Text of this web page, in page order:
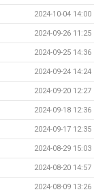
2024-10-04 14:00
2024-09-26 11:25
2024-09-25 14:36
2024-09-24 14:24
2024-09-20 12:27
2024-09-18 12:36
2024-09-17 12:35
2024-08-29 15:03
2024-08-20 14:57
2024-08-09 13:26